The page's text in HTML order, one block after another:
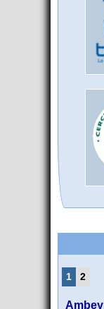
1 2